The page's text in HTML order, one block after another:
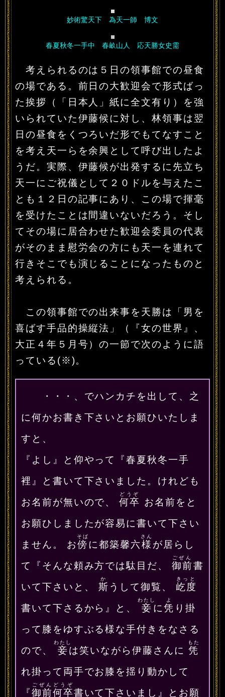
妙術驚天下 為天一師 博文
春夏秋冬一手中 春畝山人 応天勝女史需
考えられるのは５日の領事館での昼食
の場である。前日の大歓迎会で形式ばっ
た挨拶（「日本人」紙に全文有り）を強
いられていた伊藤候に対し、林領事は翌
日の昼食をくつろいだ形でもてなすこと
を考え天一らを余興として呼び出したよ
うだ。実際、伊藤候が出発するに先立ち
天一にご祝儀として２０ドルを与えたこ
とも１２日の記事にあり、この場で揮毫
を受けたことは間違いないだろう。そし
てその場に居合わせた歓迎会委員の代表
がそのまま慰労会の方にも天一を連れて
行きそこでも演じることになったものと
考えられる。
この領事館での出来事を天勝は「男を
喜ばす手品的操縦法」（『女の世界』、
大正４年５月号）の一節で次のように語
っている(※)。
・・・、でハンカチを出して、之
に何かお書き下さいとお願ひいたしま
すと、
『よし』と仰やって『春夏秋冬一手
裡』と書いて下さいました。けれども
お名前が無いので、何卒
どうぞ
お名前をと
お願ひしましたが容易に書いて下さい
ません。 お傍
そば
に都築馨六様
さん
が居らし
て『そんな頼み方では駄目だ、 御前
ごぜん
書
いて下さいと、 斯
か
うして御覧、 屹度
きっと
書いて下さるから』と、 妾
わたし
に凭
よ
り掛
って膝をゆすぶる様な手付きをなさる
ので、
妾
わたし
は笑いながら伊藤さんに 凭
もた
れ掛って両手でお膝を揺り動かして
『御前何卒
ごぜんどうぞ
書いて下さいまし』とお願